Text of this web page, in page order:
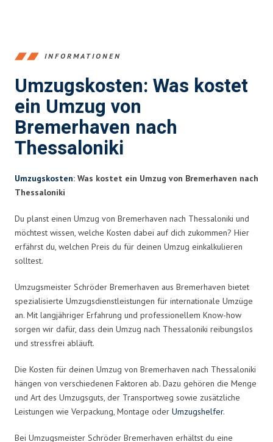
INFORMATIONEN
Umzugskosten: Was kostet
ein Umzug von
Bremerhaven nach
Thessaloniki
Umzugskosten: Was kostet ein Umzug von Bremerhaven nach
Thessaloniki
Du planst einen Umzug von Bremerhaven nach Thessaloniki und
möchtest wissen, welche Kosten dabei auf dich zukommen? Hier
erfährst du, welchen Preis du für deinen Umzug einkalkulieren
solltest.
Umzugsmeister Schröder Bremerhaven aus Bremerhaven bietet
spezialisierte Umzugsdienstleistungen für internationale Umzüge
an. Mit langjähriger Erfahrung und professionellem Know-how
sorgen wir dafür, dass dein Umzug nach Thessaloniki reibungslos
und stressfrei abläuft.
Die Kosten für deinen Umzug von Bremerhaven nach Thessaloniki
hängen von verschiedenen Faktoren ab. Dazu gehören die Menge
und Art des Umzugsguts, der Transportweg sowie zusätzliche
Leistungen wie Verpackung, Montage oder Umzugshelfer.
Bei Umzugsmeister Schröder Bremerhaven erhältst du eine